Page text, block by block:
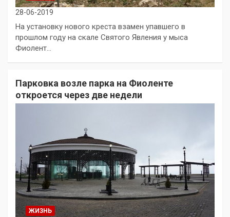
28-06-2019
На установку нового креста взамен упавшего в
прошлом году на скале Святого Явления у мыса
Фиолент…
Парковка возле парка на Фиоленте
откроется через две недели
ЖИЗНЬ